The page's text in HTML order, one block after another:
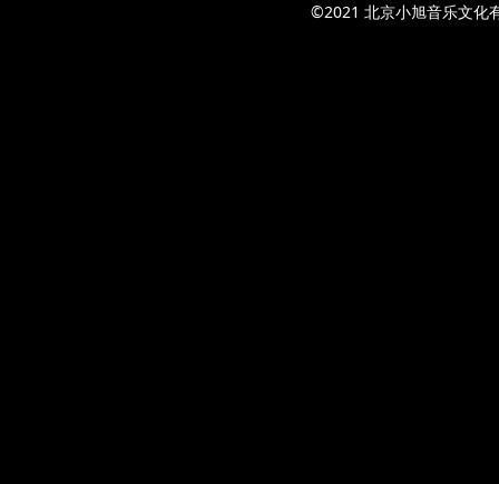
©2021 北京小旭音乐文化